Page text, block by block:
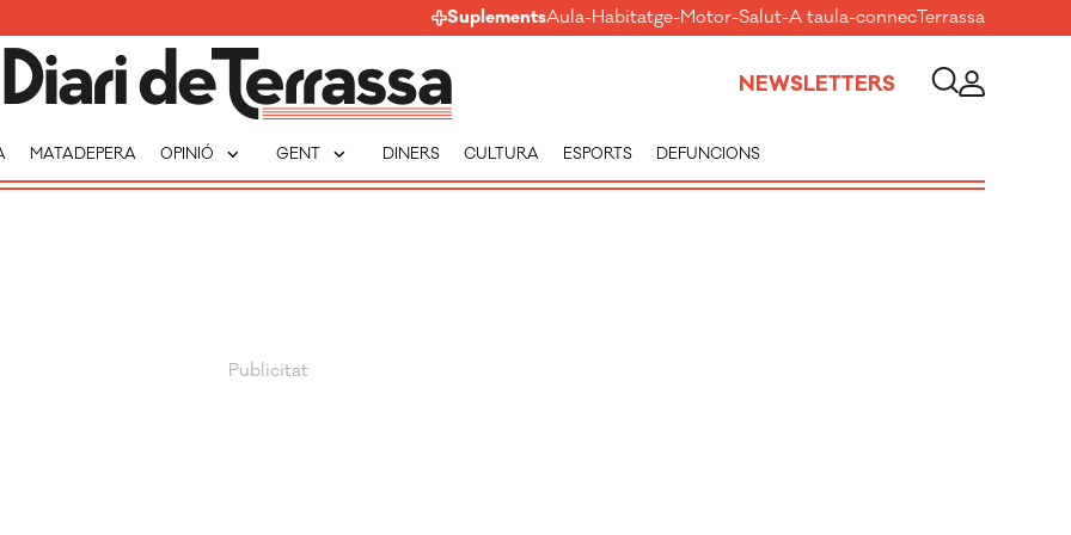
SuplementsAula-Habitatge-Motor-Salut-A taula-connecTerrassa
NEWSLETTERS
MATADEPERA OPINIÓ expand_more GENT expand_more DINERS CULTURA ESPORTS DEFUNCIONS